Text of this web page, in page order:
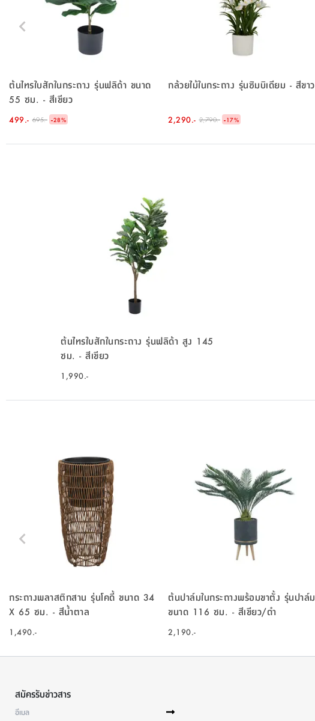
ต้นไทรใบสักในกระถาง รุ่นฟลิด้า ขนาด
55 ซม. - สีเขียว
499.- 695.- -28%
กล้วยไม้ในกระถาง รุ่นซิมบิเดียม - สีขาว
2,290.- 2,790.- -17%
ต้นไทรใบสักในกระถาง รุ่นฟลิด้า สูง 145
ซม. - สีเขียว
1,990.-
กระถางพลาสติกสาน รุ่นโคดี้ ขนาด 34
X 65 ซม. - สีน้ำตาล
1,490.-
ต้นปาล์มในกระถางพร้อมขาตั้ง รุ่นปาล์ม
ขนาด 116 ซม. - สีเขียว/ดำ
2,190.-
สมัครรับข่าวสาร